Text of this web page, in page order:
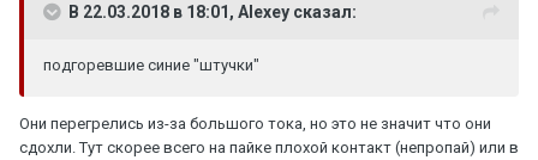
В 22.03.2018 в 18:01, Alexey сказал:
подгоревшие синие "штучки"
Они перегрелись из-за большого тока, но это не значит что они
сдохли. Тут скорее всего на пайке плохой контакт (непропай) или в